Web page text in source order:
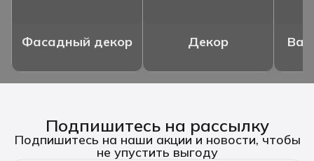
Фасадный декор Декор
Подпишитесь на рассылку
Подпишитесь на наши акции и новости, чтобы
не упустить выгоду